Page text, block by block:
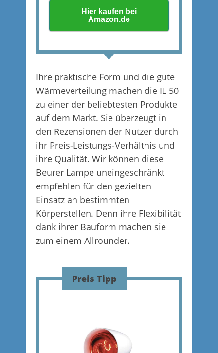
Hier kaufen bei
Amazon.de
Ihre praktische Form und die gute
Wärmeverteilung machen die IL 50
zu einer der beliebtesten Produkte
auf dem Markt. Sie überzeugt in
den Rezensionen der Nutzer durch
ihr Preis-Leistungs-Verhältnis und
ihre Qualität. Wir können diese
Beurer Lampe uneingeschränkt
empfehlen für den gezielten
Einsatz an bestimmten
Körperstellen. Denn ihre Flexibilität
dank ihrer Bauform machen sie
zum einem Allrounder.
Preis Tipp